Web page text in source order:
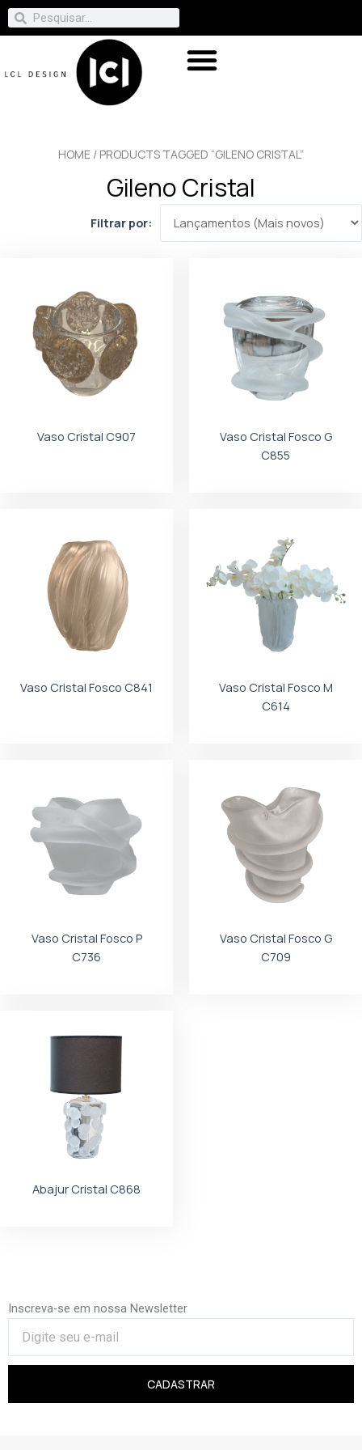
HOME / PRODUCTS TAGGED “GILENO CRISTAL”
Gileno Cristal
Filtrar por:
Vaso Cristal C907
Vaso Cristal Fosco G
C855
Vaso Cristal Fosco C841
Vaso Cristal Fosco M
C614
Vaso Cristal Fosco P
C736
Vaso Cristal Fosco G
C709
Abajur Cristal C868
Inscreva-se em nossa Newsletter
CADASTRAR